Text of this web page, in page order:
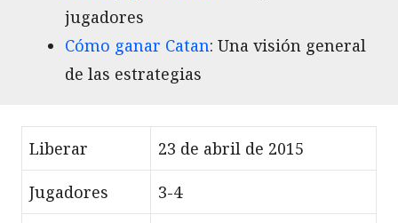
jugadores
Cómo ganar Catan: Una visión general
de las estrategias
Liberar 23 de abril de 2015
Jugadores 3-4